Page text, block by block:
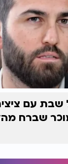
שבת עם
שברח